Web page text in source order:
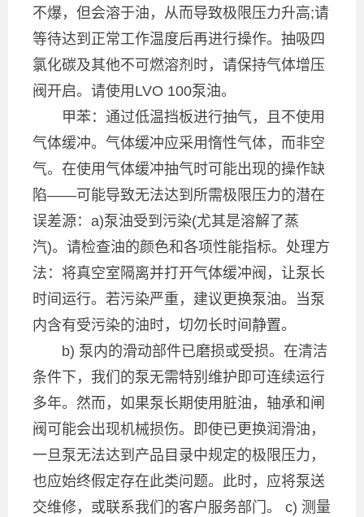
不爆，但会溶于油，从而导致极限压力升高;请
等待达到正常工作温度后再进行操作。抽吸四
氯化碳及其他不可燃溶剂时，请保持气体增压
阀开启。请使用LVO 100泵油。
甲苯：通过低温挡板进行抽气，且不使用
气体缓冲。气体缓冲应采用惰性气体，而非空
气。在使用气体缓冲抽气时可能出现的操作缺
陷——可能导致无法达到所需极限压力的潜在
误差源：a)泵油受到污染(尤其是溶解了蒸
汽)。请检查油的颜色和各项性能指标。处理方
法：将真空室隔离并打开气体缓冲阀，让泵长
时间运行。若污染严重，建议更换泵油。当泵
内含有受污染的油时，切勿长时间静置。
b) 泵内的滑动部件已磨损或受损。在清洁
条件下，我们的泵无需特别维护即可连续运行
多年。然而，如果泵长期使用脏油，轴承和闸
阀可能会出现机械损伤。即使已更换润滑油，
一旦泵无法达到产品目录中规定的极限压力，
也应始终假定存在此类问题。此时，应将泵送
交维修，或联系我们的客户服务部门。 c) 测量